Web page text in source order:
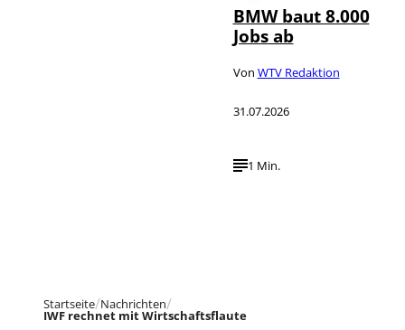
BMW baut 8.000
Jobs ab
Von WTV Redaktion
31.07.2026
1 Min.
Startseite Nachrichten
IWF rechnet mit Wirtschaftsflaute